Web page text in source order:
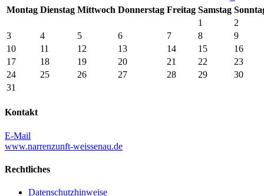
Montag Dienstag Mittwoch Donnerstag Freitag Samstag
1
2
3
4 5 6 7 8
9
10
11 12 13 14 15
16
17
18 19 20 21 22
23
24
25 26 27 28 29
30
31
Kontakt
E-Mail
www.narrenzunft-weissenau.de
Rechtliches
Datenschutzhinweise